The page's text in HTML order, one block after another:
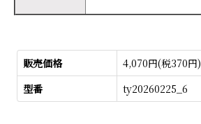
販売価格
4,070円(税370円)
型番
ty20260225_6